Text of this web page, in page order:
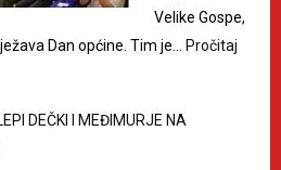
Velike Gospe,
Dan općine. Tim je…
Pročitaj
DEČKI I MEĐIMURJE NA